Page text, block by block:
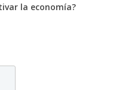
la economía?